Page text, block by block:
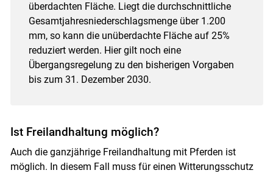
überdachten Fläche. Liegt die durchschnittliche
Gesamtjahresniederschlagsmenge über 1.200
mm, so kann die unüberdachte Fläche auf 25%
reduziert werden. Hier gilt noch eine
Übergangsregelung zu den bisherigen Vorgaben
bis zum 31. Dezember 2030.
Ist Freilandhaltung möglich?
Auch die ganzjährige Freilandhaltung mit Pferden ist
möglich. In diesem Fall muss für einen Witterungsschutz